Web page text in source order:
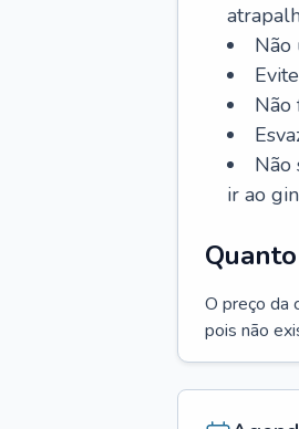
Não
Não
Não
ir ao
O preço da
pois não